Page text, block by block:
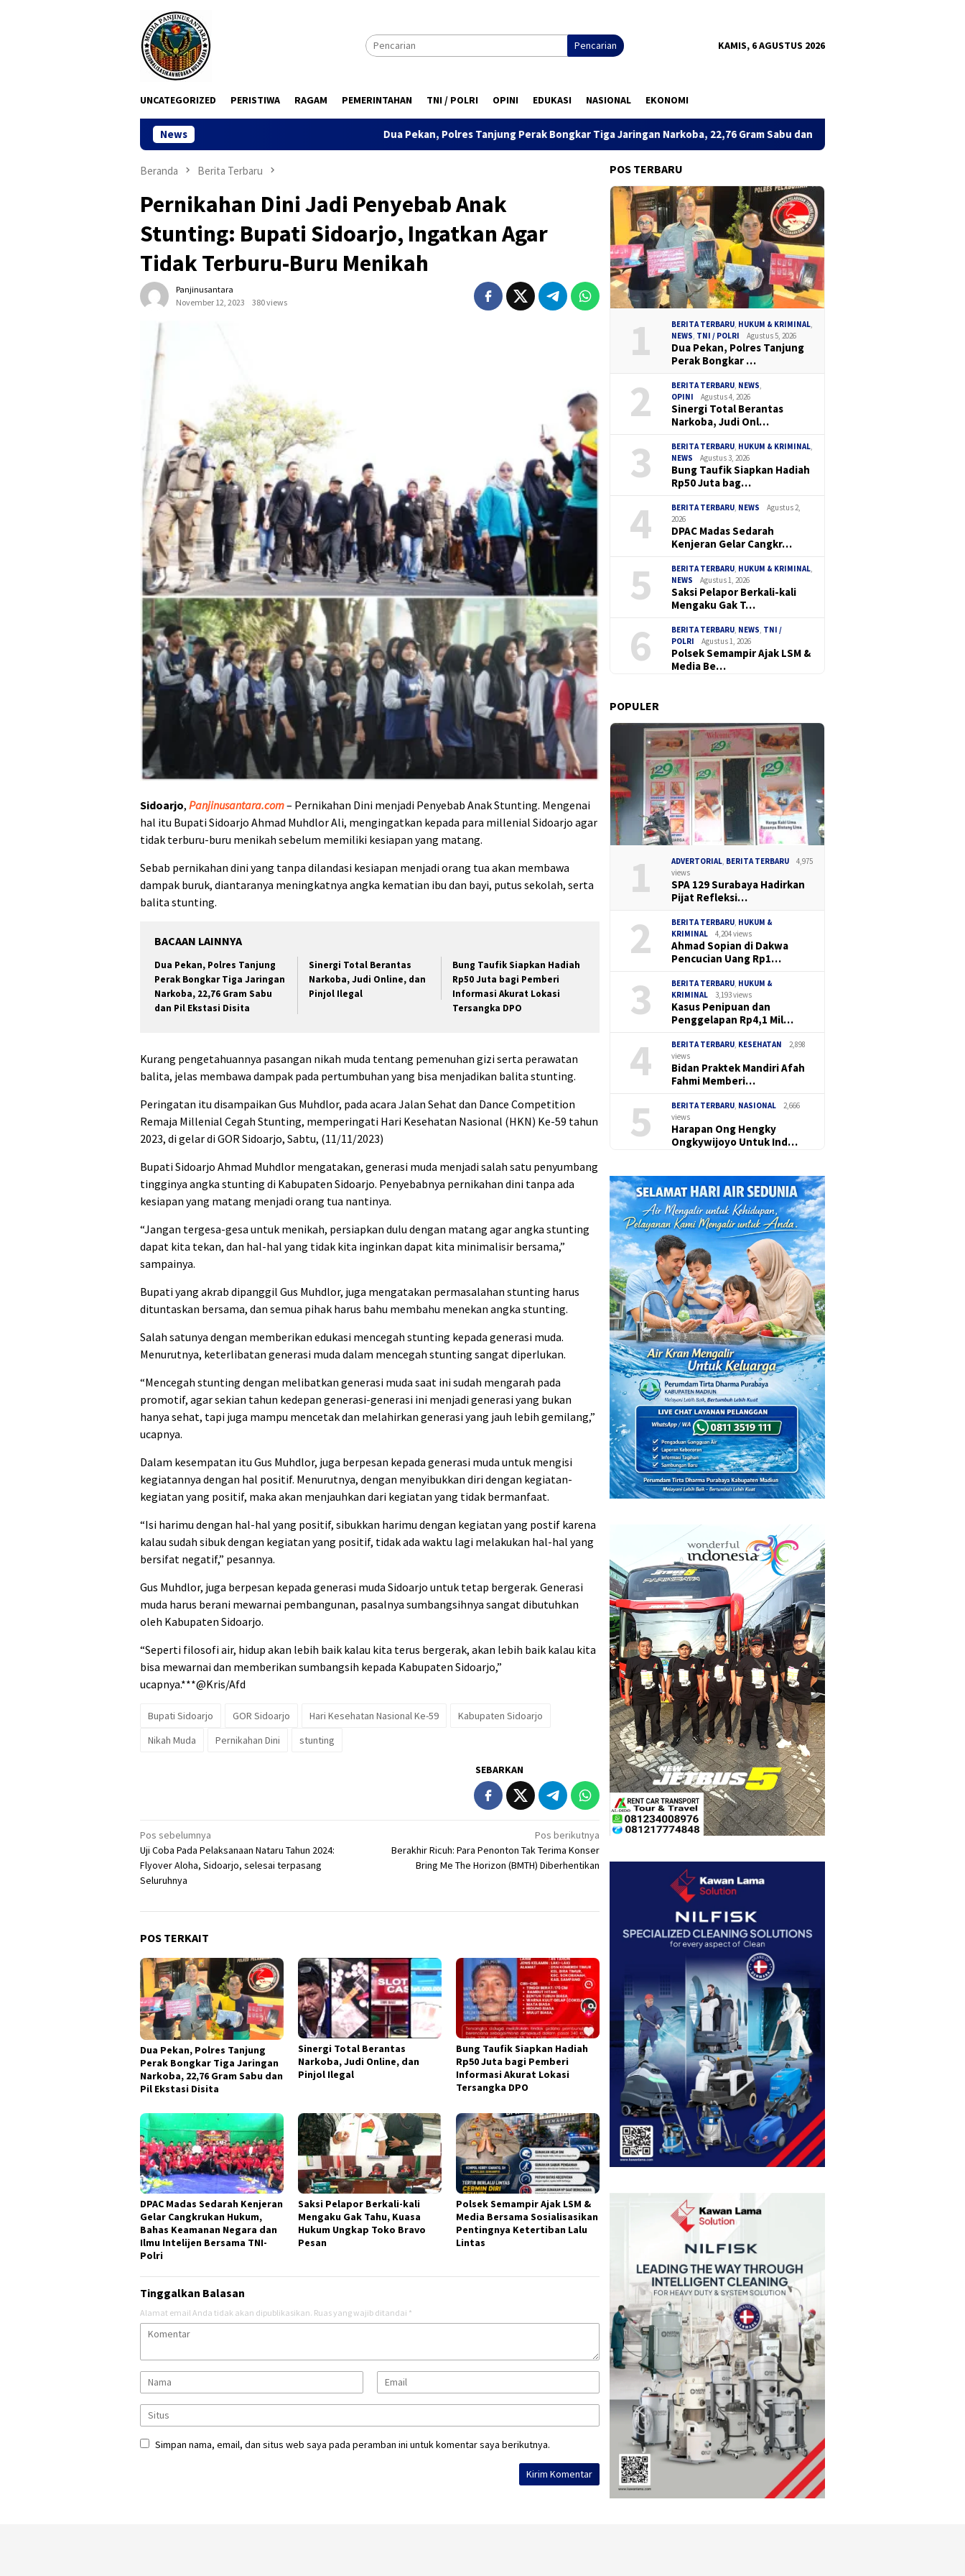
Pencarian KAMIS, 6 AGUSTUS 2026
UNCATEGORIZED PERISTIWA RAGAM PEMERINTAHAN TNI / POLRI OPINI EDUKASI NASIONAL EKONOMI
News Dua Pekan, Polres Tanjung Perak Bongkar Tiga Jaringan Narkoba, 22,76 Gram Sabu dan Pil Ekstasi Disita
Beranda Berita Terbaru
Pernikahan Dini Jadi Penyebab Anak
Stunting: Bupati Sidoarjo, Ingatkan Agar
Tidak Terburu-Buru Menikah
Panjinusantara
November 12, 2023
380 views
Sidoarjo, Panjinusantara.com– Pernikahan Dini menjadi Penyebab Anak Stunting. Mengenai
hal itu Bupati Sidoarjo Ahmad Muhdlor Ali, mengingatkan kepada para millenial Sidoarjo agar
tidak terburu-buru menikah sebelum memiliki kesiapan yang matang.
Sebab pernikahan dini yang tanpa dilandasi kesiapan menjadi orang tua akan membawa
dampak buruk, diantaranya meningkatnya angka kematian ibu dan bayi, putus sekolah, serta
balita stunting.
BACAAN LAINNYA
Dua Pekan, Polres Tanjung
Perak Bongkar Tiga Jaringan
Narkoba, 22,76 Gram Sabu
dan Pil Ekstasi Disita
Sinergi Total Berantas
Narkoba, Judi Online, dan
Pinjol Ilegal
Bung Taufik Siapkan Hadiah
Rp50 Juta bagi Pemberi
Informasi Akurat Lokasi
Tersangka DPO
Kurang pengetahuannya pasangan nikah muda tentang pemenuhan gizi serta perawatan
balita, jelas membawa dampak pada pertumbuhan yang bisa menjadikan balita stunting.
Peringatan itu disampaikan Gus Muhdlor, pada acara Jalan Sehat dan Dance Competition
Remaja Millenial Cegah Stunting, memperingati Hari Kesehatan Nasional (HKN) Ke-59 tahun
2023, di gelar di GOR Sidoarjo, Sabtu, (11/11/2023)
Bupati Sidoarjo Ahmad Muhdlor mengatakan, generasi muda menjadi salah satu penyumbang
tingginya angka stunting di Kabupaten Sidoarjo. Penyebabnya pernikahan dini tanpa ada
kesiapan yang matang menjadi orang tua nantinya.
“Jangan tergesa-gesa untuk menikah, persiapkan dulu dengan matang agar angka stunting
dapat kita tekan, dan hal-hal yang tidak kita inginkan dapat kita minimalisir bersama,”
sampainya.
Bupati yang akrab dipanggil Gus Muhdlor, juga mengatakan permasalahan stunting harus
dituntaskan bersama, dan semua pihak harus bahu membahu menekan angka stunting.
Salah satunya dengan memberikan edukasi mencegah stunting kepada generasi muda.
Menurutnya, keterlibatan generasi muda dalam mencegah stunting sangat diperlukan.
“Mencegah stunting dengan melibatkan generasi muda saat ini sudah mengarah pada
promotif, agar sekian tahun kedepan generasi-generasi ini menjadi generasi yang bukan
hanya sehat, tapi juga mampu mencetak dan melahirkan generasi yang jauh lebih gemilang,”
ucapnya.
Dalam kesempatan itu Gus Muhdlor, juga berpesan kepada generasi muda untuk mengisi
kegiatannya dengan hal positif. Menurutnya, dengan menyibukkan diri dengan kegiatan-
kegiatan yang positif, maka akan menjauhkan dari kegiatan yang tidak bermanfaat.
“Isi harimu dengan hal-hal yang positif, sibukkan harimu dengan kegiatan yang postif karena
kalau sudah sibuk dengan kegiatan yang positif, tidak ada waktu lagi melakukan hal-hal yang
bersifat negatif,” pesannya.
Gus Muhdlor, juga berpesan kepada generasi muda Sidoarjo untuk tetap bergerak. Generasi
muda harus berani mewarnai pembangunan, pasalnya sumbangsihnya sangat dibutuhkan
oleh Kabupaten Sidoarjo.
“Seperti filosofi air, hidup akan lebih baik kalau kita terus bergerak, akan lebih baik kalau kita
bisa mewarnai dan memberikan sumbangsih kepada Kabupaten Sidoarjo,”
ucapnya.***@Kris/Afd
Bupati Sidoarjo GOR Sidoarjo Hari Kesehatan Nasional Ke-59
Kabupaten Sidoarjo
Nikah Muda
Pernikahan Dini stunting
SEBARKAN
Navigasi
pos
Pos sebelumnya
Uji Coba Pada Pelaksanaan Nataru Tahun 2024:
Flyover Aloha, Sidoarjo, selesai terpasang
Seluruhnya
Pos berikutnya
Berakhir Ricuh: Para Penonton Tak Terima Konser
Bring Me The Horizon (BMTH) Diberhentikan
POS TERKAIT
Dua Pekan, Polres Tanjung
Perak Bongkar Tiga Jaringan
Narkoba, 22,76 Gram Sabu dan
Pil Ekstasi Disita
Sinergi Total Berantas
Narkoba, Judi Online, dan
Pinjol Ilegal
Bung Taufik Siapkan Hadiah
Rp50 Juta bagi Pemberi
Informasi Akurat Lokasi
Tersangka DPO
DPAC Madas Sedarah Kenjeran
Gelar Cangkrukan Hukum,
Bahas Keamanan Negara dan
Ilmu Intelijen Bersama TNI-
Polri
Saksi Pelapor Berkali-kali
Mengaku Gak Tahu, Kuasa
Hukum Ungkap Toko Bravo
Pesan
Polsek Semampir Ajak LSM &
Media Bersama Sosialisasikan
Pentingnya Ketertiban Lalu
Lintas
Tinggalkan Balasan
Alamat email Anda tidak akan dipublikasikan. Ruas yang wajib ditandai *
Simpan nama, email, dan situs web saya pada peramban ini untuk komentar saya berikutnya.
POS TERBARU
1 BERITA TERBARU HUKUM & KRIMINAL
NEWS TNI / POLRI Agustus 5, 2026
Dua Pekan, Polres Tanjung
Perak Bongkar …
2 BERITA TERBARU NEWS
OPINI
Agustus 4, 2026
Sinergi Total Berantas
Narkoba, Judi Onl…
3 BERITA TERBARU HUKUM & KRIMINAL
NEWS
Agustus 3, 2026
Bung Taufik Siapkan Hadiah
Rp50 Juta bag…
4 BERITA TERBARU NEWS
Agustus 2,
2026
DPAC Madas Sedarah
Kenjeran Gelar Cangkr…
5 BERITA TERBARU HUKUM & KRIMINAL
NEWS
Agustus 1, 2026
Saksi Pelapor Berkali-kali
Mengaku Gak T…
6 BERITA TERBARU NEWS TNI /
POLRI
Agustus 1, 2026
Polsek Semampir Ajak LSM &
Media Be…
POPULER
1 ADVERTORIAL BERITA TERBARU
4,975
views
SPA 129 Surabaya Hadirkan
Pijat Refleksi…
2 BERITA TERBARU HUKUM &
KRIMINAL
4,204 views
Ahmad Sopian di Dakwa
Pencucian Uang Rp1…
3 BERITA TERBARU HUKUM &
KRIMINAL
3,193 views
Kasus Penipuan dan
Penggelapan Rp4,1 Mil…
4 BERITA TERBARU KESEHATAN
2,898
views
Bidan Praktek Mandiri Afah
Fahmi Memberi…
5 BERITA TERBARU NASIONAL
2,666
views
Harapan Ong Hengky
Ongkywijoyo Untuk Ind…